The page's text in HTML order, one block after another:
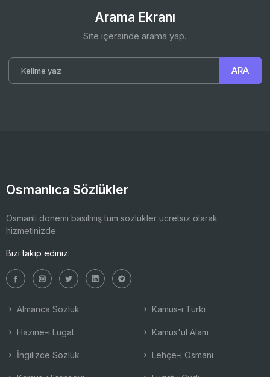
Arama Ekranı
Site içersinde arama yap.
Osmanlıca Sözlükler
Osmanlı dönemi basılmış tüm sözlükler ücretsiz olarak
hizmetinizde.
Bizi takip ediniz:
Almanca Sözlük
Hazine-i Lugat
İngilizce Sözlük
Kamus-ı Türki
Kamus'ul Alam
Lehçe-i Osmani